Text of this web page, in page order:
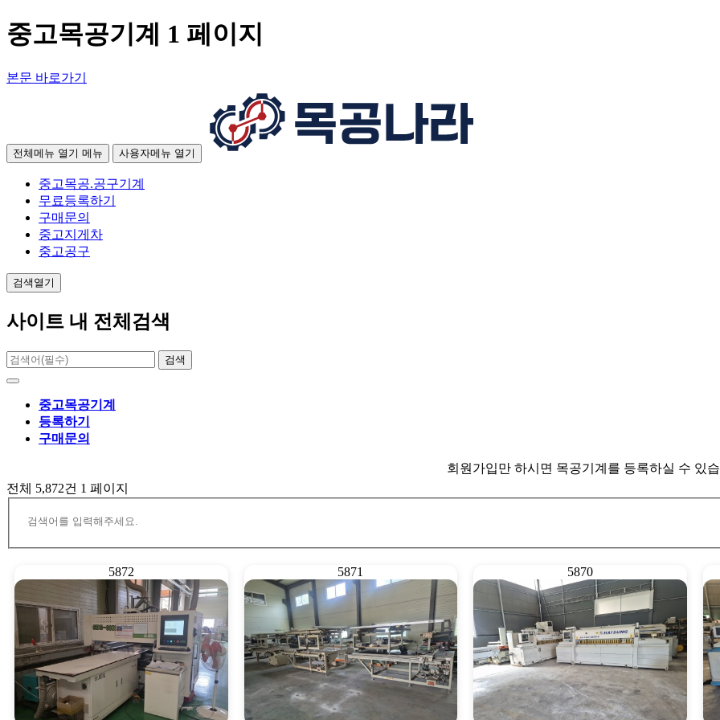
중고목공기계 1 페이지
본문 바로가기
전체메뉴 열기 메뉴 사용자메뉴 열기
중고목공.공구기계
무료등록하기
구매문의
중고지게차
중고공구
검색열기
사이트 내 전체검색
검색
중고목공기계
등록하기
구매문의
회원가입만 하시면 목공기계를 등록하실 수 있습니다.
전체 5,872건 1 페이지
5872 5871 5870